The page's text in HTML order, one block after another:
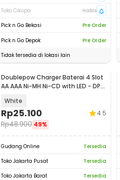
Toko Cikupa
Habis
Pick n Go Bekasi
Pre Order
Pick n Go Depok
Pre Order
Tidak tersedia di lokasi lain
Doublepow Charger Baterai 4 Slot
AA AAA Ni-MH Ni-CD with LED - DP-
White
Rp25.100
Rp48.900 49%
4.5
Gudang Online
Tersedia
Toko Jakarta Pusat
Tersedia
Toko Jakarta Barat
Tersedia